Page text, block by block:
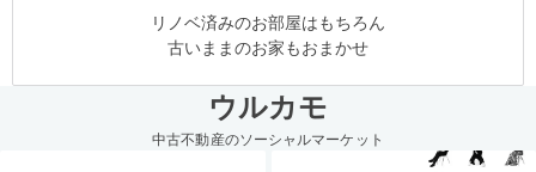
リノベ済みのお部屋はもちろん
古いままのお家もおまかせ
ウルカモ
中古不動産のソーシャルマーケット